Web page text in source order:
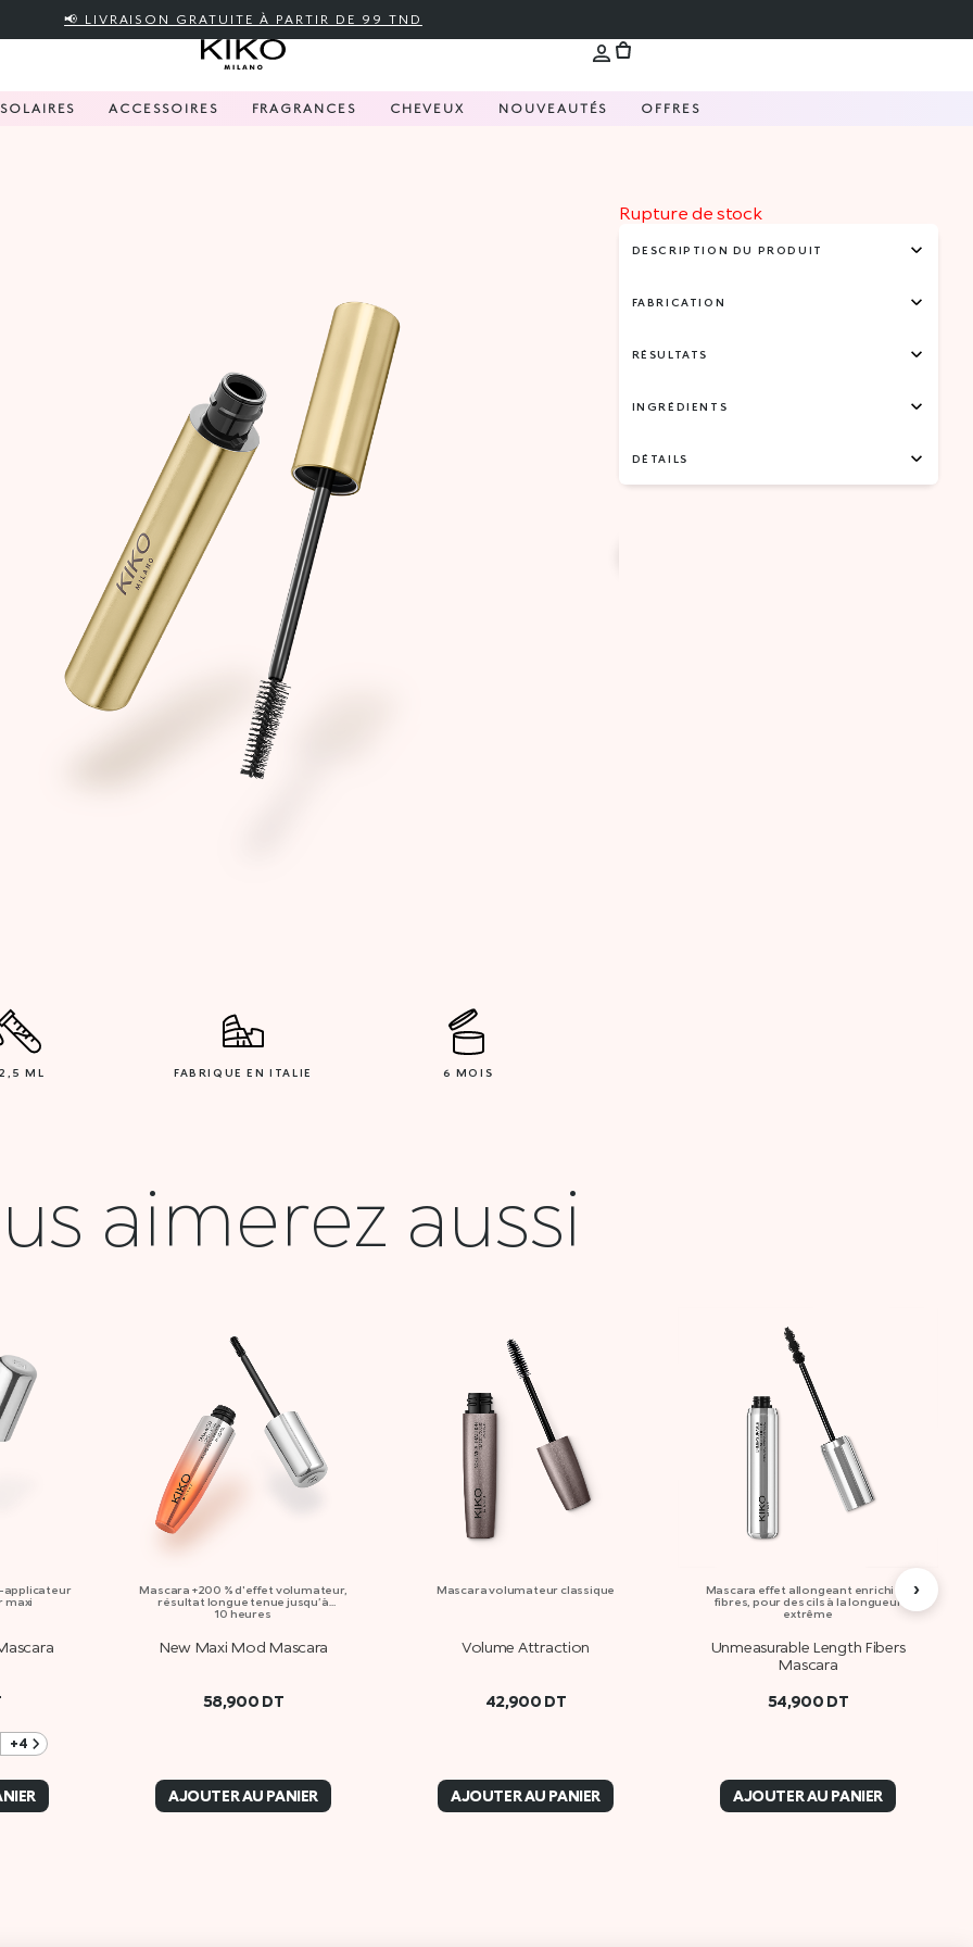
📢 LIVRAISON GRATUITE À PARTIR DE 99 TND
SOLAIRES ACCESSOIRES FRAGRANCES CHEVEUX NOUVEAUTÉS OFFRES
Rupture de stock
DESCRIPTION DU PRODUIT
FABRICATION
RÉSULTATS
INGRÉDIENTS
DÉTAILS
ML FABRIQUE EN ITALIE 6 MOIS
aimerez aussi
applicateur
maxi
+4
Mascara +200 % d'effet volumateur,
résultat longue tenue jusqu’à
10 heures
New Maxi Mod Mascara
58,900 DT
AJOUTER AU PANIER
Mascara volumateur classique
Volume Attraction
42,900 DT
AJOUTER AU PANIER
Mascara effet allongeant enrichi en
fibres, pour des cils à la longueur
extrême
Unmeasurable Length Fibers
Mascara
54,900 DT
AJOUTER AU PANIER
›